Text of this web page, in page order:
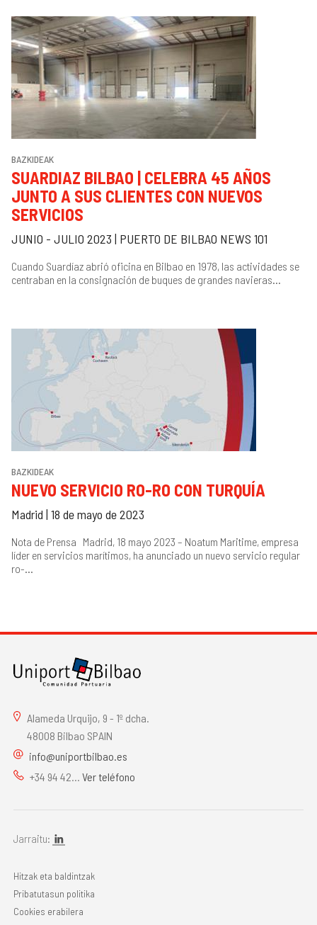
BAZKIDEAK
SUARDIAZ BILBAO | CELEBRA 45 AÑOS
JUNTO A SUS CLIENTES CON NUEVOS
SERVICIOS
JUNIO - JULIO 2023 | PUERTO DE BILBAO NEWS 101
Cuando Suardíaz abrió oficina en Bilbao en 1978, las actividades se
centraban en la consignación de buques de grandes navieras...
BAZKIDEAK
NUEVO SERVICIO RO-RO CON TURQUÍA
Madrid | 18 de mayo de 2023
Nota de Prensa Madrid, 18 mayo 2023 – Noatum Maritime, empresa
líder en servicios marítimos, ha anunciado un nuevo servicio regular
ro-...
Alameda Urquijo, 9 - 1º dcha.
48008 Bilbao SPAIN
info@uniportbilbao.es
+34 94 42... Ver teléfono
Jarraitu:
Hitzak eta baldintzak
Pribatutasun politika
Cookies erabilera